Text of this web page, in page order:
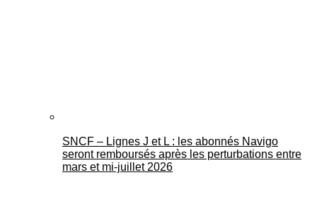
SNCF – Lignes J et L : les abonnés Navigo
seront remboursés après les perturbations entre
mars et mi-juillet 2026